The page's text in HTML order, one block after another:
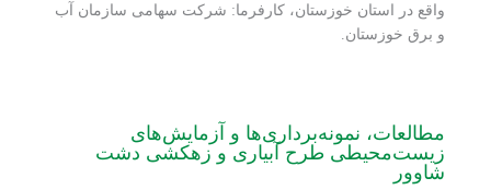
واقع در استان خوزستان، کارفرما: شرکت سهامی سازمان آب
و برق خوزستان.
مطالعات، نمونه‌برداری‌ها و آزمایش‌های
زیست‌محیطی طرح آبیاری و زهکشی دشت
شاوور